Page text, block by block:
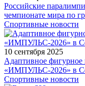
Российские
чемпионате мира по
Спортивные новости
10 сентября 2025
Адаптивное фигурное
«ИМПУЛЬС-2026» в
Спортивные новости